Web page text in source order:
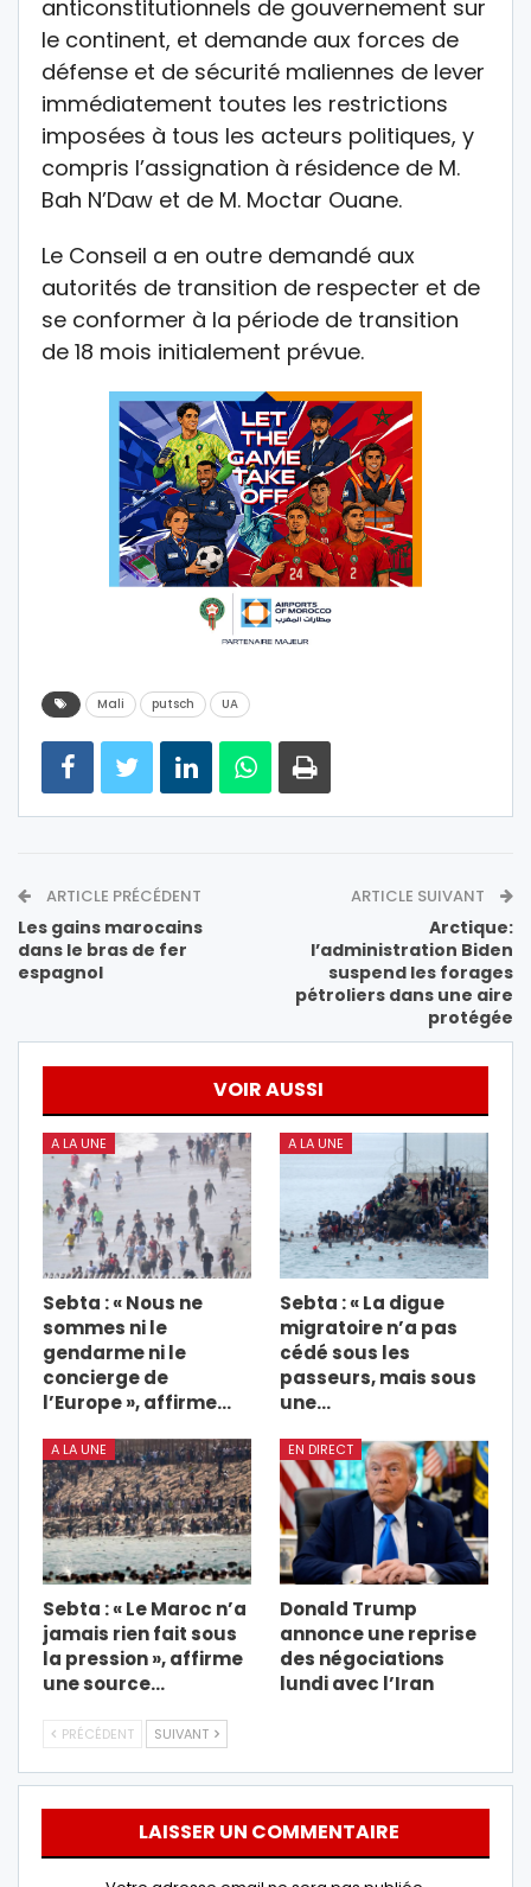
anticonstitutionnels de gouvernement sur
le continent, et demande aux forces de
défense et de sécurité maliennes de lever
immédiatement toutes les restrictions
imposées à tous les acteurs politiques, y
compris l’assignation à résidence de M.
Bah N’Daw et de M. Moctar Ouane.
Le Conseil a en outre demandé aux
autorités de transition de respecter et de
se conformer à la période de transition
de 18 mois initialement prévue.
Mali putsch UA
ARTICLE PRÉCÉDENT
Les gains marocains
dans le bras de fer
espagnol
ARTICLE SUIVANT
Arctique:
l’administration Biden
suspend les forages
pétroliers dans une aire
protégée
VOIR AUSSI
A LA UNE
Sebta : « Nous ne
sommes ni le
gendarme ni le
concierge de
l’Europe », affirme…
A LA UNE
Sebta : « La digue
migratoire n’a pas
cédé sous les
passeurs, mais sous
une…
A LA UNE
Sebta : « Le Maroc n’a
jamais rien fait sous
la pression », affirme
une source…
EN DIRECT
Donald Trump
annonce une reprise
des négociations
lundi avec l’Iran
PRÉCÉDENT SUIVANT
LAISSER UN COMMENTAIRE